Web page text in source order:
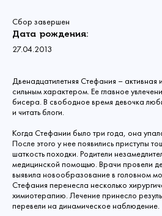
Сбор завершен
Дата рождения:
27.04.2013
Двенадцатилетняя Стефания – активная
сильным характером. Ее главное
бисера. В свободное время девочка
и читать блоги.
Когда Стефании было три года, она
После этого у нее появились приступы
шаткость походки. Родители
медицинской помощью. Врачи провели
выявила новообразование в головном
Стефания перенесла несколько
химиотерапию. Лечение принесло
перевели на динамическое наблюдение.